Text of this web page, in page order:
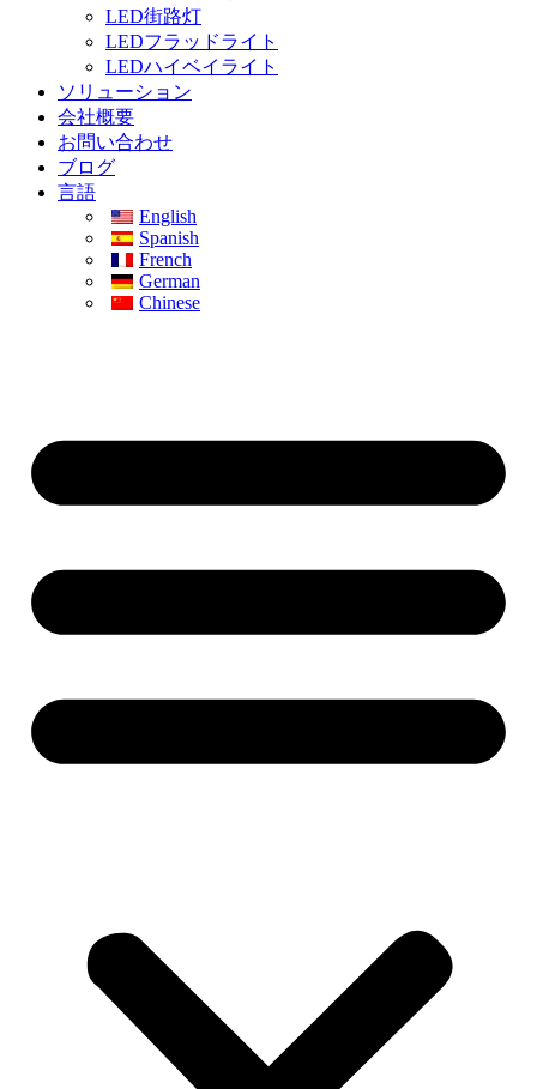
LED街路灯
LEDフラッドライト
LEDハイベイライト
ソリューション
会社概要
お問い合わせ
ブログ
言語
English
Spanish
French
German
Chinese